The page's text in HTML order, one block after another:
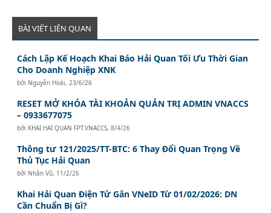
r
BÀI VIẾT LIÊN QUAN
Cách Lập Kế Hoạch Khai Báo Hải Quan Tối Ưu Thời Gian
Cho Doanh Nghiệp XNK
bởi Nguyễn Hoài, 23/6/26
RESET MỞ KHÓA TÀI KHOẢN QUẢN TRỊ ADMIN VNACCS
– 0933677075
bởi KHAI HAI QUAN FPT.VNACCS,8/4/26
Thông tư 121/2025/TT-BTC: 6 Thay Đổi Quan Trọng Về
Thủ Tục Hải Quan
bởi Nhân Vũ, 11/2/26
Khai Hải Quan Điện Tử Gắn VNeID Từ 01/02/2026: DN
Cần Chuẩn Bị Gì?